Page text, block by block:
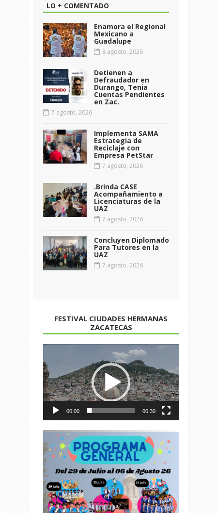
LO + COMENTADO
Enamora el Regional
Mexicano a
Guadalupe
8 agosto, 2026
Detienen a
Defraudador en
Durango, Tenia
Cuentas Pendientes
en Zac.
7 agosto, 2026
Implementa SAMA
Estrategia de
Reciclaje con
Empresa PetStar
7 agosto, 2026
.Brinda CASE
Acompañamiento a
Licenciaturas de la
UAZ
7 agosto, 2026
Concluyen Diplomado
Para Tutores en la
UAZ
7 agosto, 2026
FESTIVAL CIUDADES HERMANAS
ZACATECAS
de
vídeo
00:00 00:30